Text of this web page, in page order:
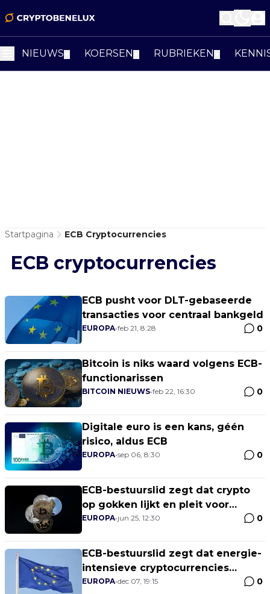
NIEUWS KOERSEN RUBRIEKEN
Startpagina ECB Cryptocurrencies
ECB cryptocurrencies
ECB pusht voor DLT-gebaseerde
transacties voor centraal bankgeld
EUROPA•feb 21, 8:28 0
Bitcoin is niks waard volgens ECB-
functionarissen
BITCOIN NIEUWS•feb 22, 16:30 0
Digitale euro is een kans, géén
risico, aldus ECB
EUROPA•sep 06, 8:30 0
ECB-bestuurslid zegt dat crypto
op gokken lijkt en pleit voor
regulering
EUROPA•jun 25, 12:30 0
ECB-bestuurslid zegt dat energie-
intensieve cryptocurrencies
verboden moeten worden
EUROPA•dec 07, 19:15 0